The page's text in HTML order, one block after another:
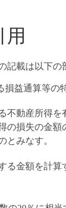
用
載は以下の
益通算等の
不動産所得
損失の金
とみなす。
金額を計